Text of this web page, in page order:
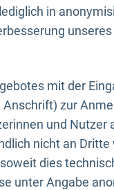
in
mit der
zur
und Nutzer
nicht an
dies
unter Angabe